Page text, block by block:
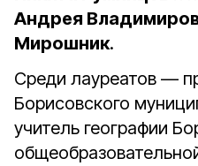
Андрея
Мирошник.
Среди лауреатов —
Борисовского
учитель географии